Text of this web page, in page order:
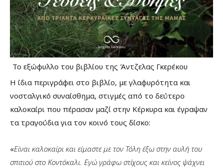
Το εξώφυλλο του βιβλίου της Άντζελας Γκερέκου
Η ίδια περιγράφει στο βιβλίο, με γλαφυρότητα και
νοσταλγικό συναίσθημα, στιγμές από το δεύτερο
καλοκαίρι που πέρασαν μαζί στην Κέρκυρα και έγραψαν
τα τραγούδια για τον κοινό τους δίσκο:
«Είναι καλοκαίρι και είμαστε με τον Τόλη έξω στην αυλή του
σπιτιού στο Κοντόκαλι. Εγώ γράφω στίχους και κείνος ψάχνει